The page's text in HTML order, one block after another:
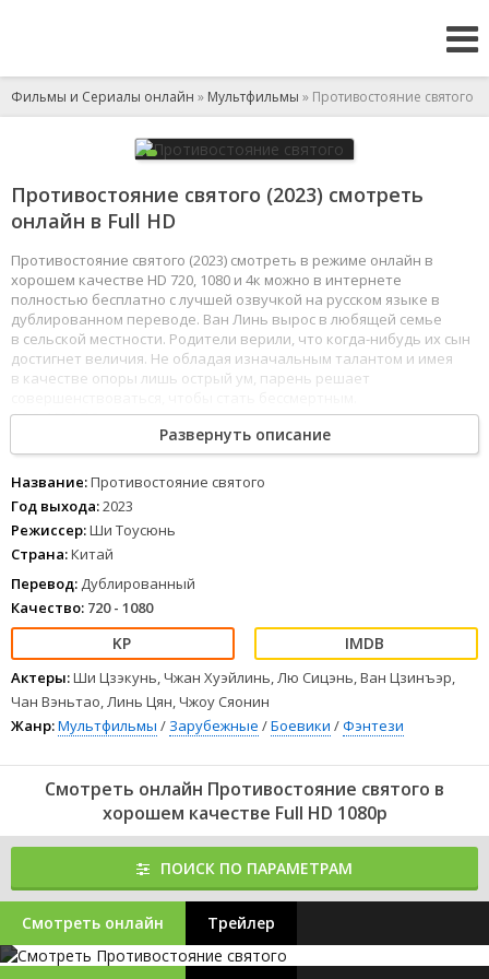
Фильмы и Сериалы онлайн » Мультфильмы » Противостояние святого
Противостояние святого (2023) смотреть
онлайн в Full HD
Противостояние святого (2023) смотреть в режиме онлайн в
хорошем качестве HD 720, 1080 и 4к можно в интернете
полностью бесплатно с лучшей озвучкой на русском языке в
дублированном переводе. Ван Линь вырос в любящей семье
в сельской местности. Родители верили, что когда-нибудь их сын
достигнет величия. Не обладая изначальным талантом и имея
в качестве опоры лишь острый ум, парень решает
12345 678
Развернуть описание
Название:Противостояние святого
Год выхода:2023
Режиссер:Ши Тоусюнь
Страна:Китай
Перевод: Дублированный
Качество: 720 - 1080
Актеры:Ши Цзэкунь, Чжан Хуэйлинь, Лю Сицэнь, Ван Цзинъэр,
Чан Вэньтао, Линь Цян, Чжоу Сяонин
Жанр:Мультфильмы / Зарубежные /Боевики /Фэнтези
Смотреть онлайн Противостояние святого в
хорошем качестве Full HD 1080p
ПОИСК ПО ПАРАМЕТРАМ
Смотреть онлайн Трейлер